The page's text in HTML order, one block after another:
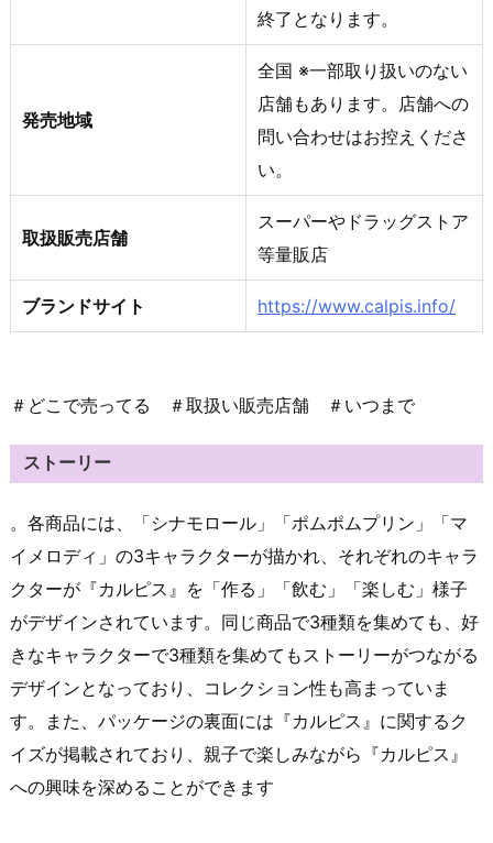
終了となります。
発売地域
全国 ※一部取り扱いのない
店舗もあります。店舗への
問い合わせはお控えくださ
い。
取扱販売店舗
スーパーやドラッグストア
等量販店
ブランドサイト https://www.calpis.info/
＃どこで売ってる ＃取扱い販売店舗 ＃いつまで
ストーリー
。各商品には、「シナモロール」「ポムポムプリン」「マ
イメロディ」の3キャラクターが描かれ、それぞれのキャラ
クターが『カルピス』を「作る」「飲む」「楽しむ」様子
がデザインされています。同じ商品で3種類を集めても、好
きなキャラクターで3種類を集めてもストーリーがつながる
デザインとなっており、コレクション性も高まっていま
す。また、パッケージの裏面には『カルピス』に関するク
イズが掲載されており、親子で楽しみながら『カルピス』
への興味を深めることができます